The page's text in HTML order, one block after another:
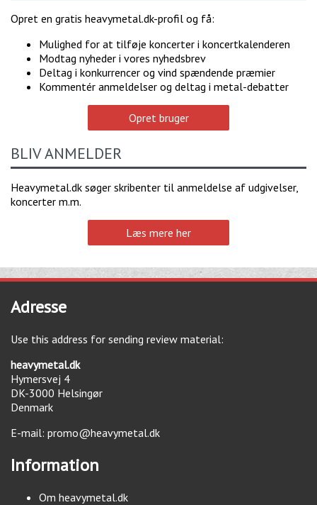
Opret en gratis heavymetal.dk-profil og få:
Mulighed for at tilføje koncerter i koncertkalenderen
Modtag nyheder i vores nyhedsbrev
Deltag i konkurrencer og vind spændende præmier
Kommentér anmeldelser og deltag i metal-debatter
Opret bruger
BLIV ANMELDER
Heavymetal.dk søger skribenter til anmeldelse af udgivelser,
koncerter m.m.
Læs mere her
Adresse
Use this address for sending review material:
heavymetal.dk
Hymersvej 4
DK-3000 Helsingør
Denmark
E-mail: promo@heavymetal.dk
Information
Om heavymetal.dk